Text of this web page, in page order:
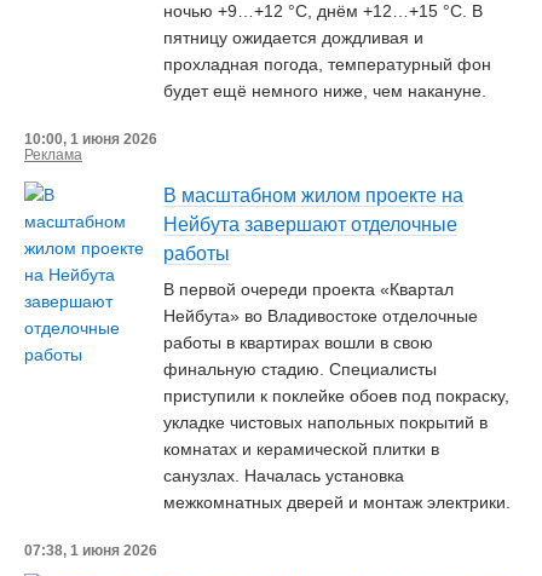
ночью +9…+12 °С, днём +12…+15 °С. В
пятницу ожидается дождливая и
прохладная погода, температурный фон
будет ещё немного ниже, чем накануне.
10:00, 1 июня 2026
Реклама
В масштабном жилом проекте на
Нейбута завершают отделочные
работы
В первой очереди проекта «Квартал
Нейбута» во Владивостоке отделочные
работы в квартирах вошли в свою
финальную стадию. Специалисты
приступили к поклейке обоев под покраску,
укладке чистовых напольных покрытий в
комнатах и керамической плитки в
санузлах. Началась установка
межкомнатных дверей и монтаж электрики.
07:38, 1 июня 2026